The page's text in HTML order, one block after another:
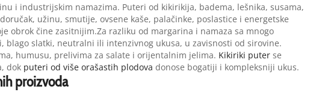
i industrijskim namazima. Puteri od kikirikija, badema, lešnika, susama,
užinu, smutije, ovsene kaše, palačinke, poslastice i energetske
obrok čine zasitnijim.Za razliku od margarina i namaza sa mnogo
slatki, neutralni ili intenzivnog ukusa, u zavisnosti od sirovine.
humusu, prelivima za salate i orijentalnim jelima. Kikiriki puter se
dok puteri od više orašastih plodova donose bogatiji i kompleksniji ukus.
proizvoda